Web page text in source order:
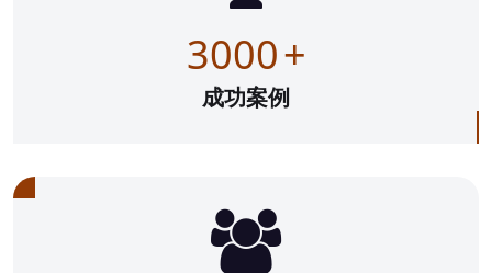
3000+
成功案例